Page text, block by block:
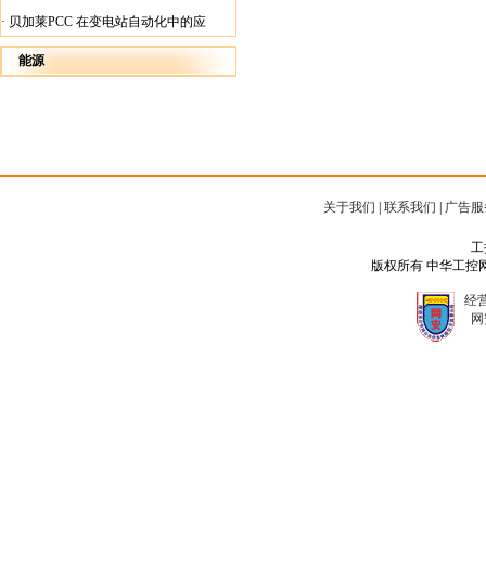
火灾
· 贝加莱PCC 在变电站自动化中的应
用
能源
关于我们 联系我们 广告
工
版权所有 中华工控
经